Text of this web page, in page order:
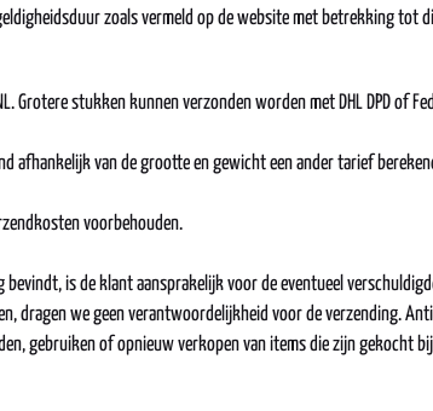
zoals vermeld op de website met betrekking tot
Grotere stukken kunnen verzonden worden met DHL DPD of
afhankelijk van de grootte en gewicht een ander tarief
voorbehouden.
is de klant aansprakelijk voor de eventueel
dragen we geen verantwoordelijkheid voor de verzending.
gebruiken of opnieuw verkopen van items die zijn gekocht